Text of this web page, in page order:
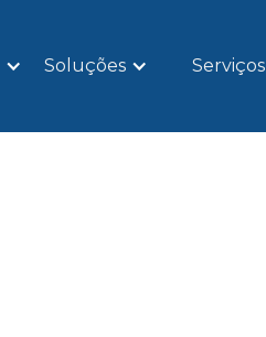
Soluções Serviços